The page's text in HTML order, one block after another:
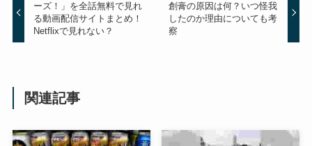
ーズ！」を全話無料で見れ
る動画配信サイトまとめ！
Netflixで見れない？
創膏の原因は何？いつ怪我
したのか理由についても考
察
関連記事